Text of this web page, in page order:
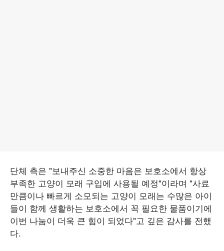
단체 측은 "보내주신 소중한 마음은 보호소에서 항상
부족한 고양이 모래 구입에 사용될 예정"이라며 "사료
만큼이나 빠르게 소모되는 고양이 모래는 수많은 아이
들이 함께 생활하는 보호소에서 꼭 필요한 물품이기에
이번 나눔이 더욱 큰 힘이 되었다"고 깊은 감사를 전했
다.